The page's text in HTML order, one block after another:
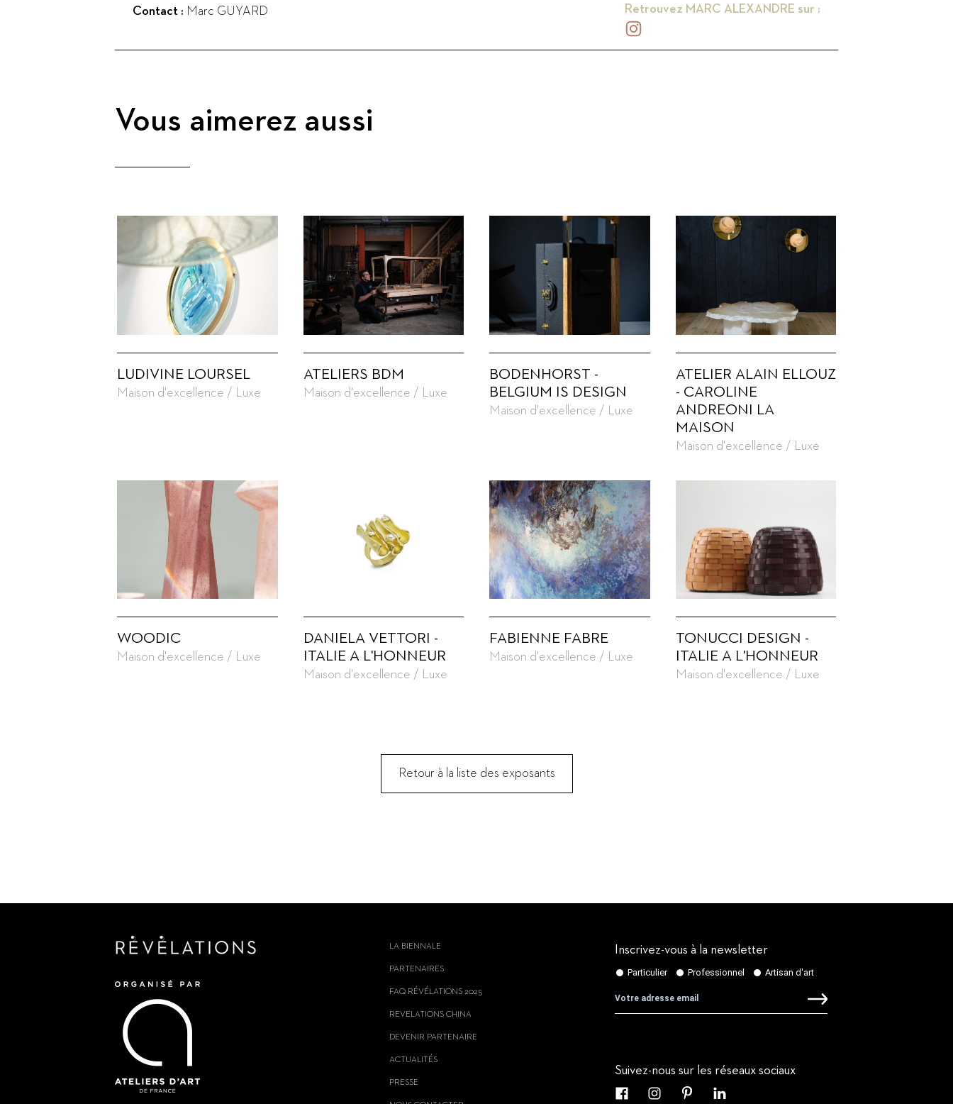
Contact : Marc GUYARD
Retrouvez MARC ALEXANDRE sur :
Vous aimerez aussi
LUDIVINE LOURSEL
Maison d'excellence / Luxe
ATELIERS BDM
Maison d'excellence / Luxe
BODENHORST -
BELGIUM IS DESIGN
Maison d'excellence / Luxe
ATELIER ALAIN ELLOUZ
- CAROLINE
ANDREONI LA
MAISON
Maison d'excellence / Luxe
WOODIC
Maison d'excellence / Luxe
DANIELA VETTORI -
ITALIE A L'HONNEUR
Maison d'excellence / Luxe
FABIENNE FABRE
Maison d'excellence / Luxe
TONUCCI DESIGN -
ITALIE A L'HONNEUR
Maison d'excellence / Luxe
Retour à la liste des exposants
LA BIENNALE
PARTENAIRES
FAQ RÉVÉLATIONS 2025
REVELATIONS CHINA
DEVENIR PARTENAIRE
ACTUALITÉS
PRESSE
Inscrivez-vous à la newsletter
Suivez-nous sur les réseaux sociaux